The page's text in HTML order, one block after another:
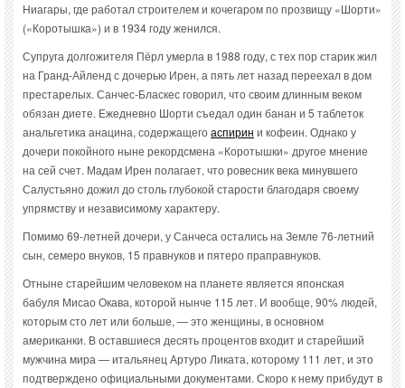
Ниагары, где работал строителем и кочегаром по прозвищу «Шорти»
(«Коротышка») и в 1934 году женился.
Супруга долгожителя Пёрл умерла в 1988 году, с тех пор старик жил
на Гранд-Айленд с дочерью Ирен, а пять лет назад переехал в дом
престарелых. Санчес-Бласкес говорил, что своим длинным веком
обязан диете. Ежедневно Шорти съедал один банан и 5 таблеток
анальгетика анацина, содержащегоаспирин и кофеин. Однако у
дочери покойного ныне рекордсмена «Коротышки» другое мнение
на сей счет. Мадам Ирен полагает, что ровесник века минувшего
Салустьяно дожил до столь глубокой старости благодаря своему
упрямству и независимому характеру.
Помимо 69-летней дочери, у Санчеса остались на Земле 76-летний
сын, семеро внуков, 15 правнуков и пятеро праправнуков.
Отныне старейшим человеком на планете является японская
бабуля Мисао Окава, которой нынче 115 лет. И вообще, 90% людей,
которым сто лет или больше, — это женщины, в основном
американки. В оставшиеся десять процентов входит и старейший
мужчина мира — итальянец Артуро Ликата, которому 111 лет, и это
подтверждено официальными документами. Скоро к нему прибудут в